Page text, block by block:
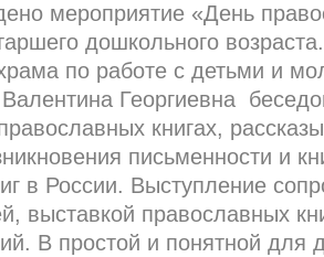
мероприятие «День
дошкольного
по работе с детьми и
Георгиевна
книгах,
письменности и
в России. Выступление
выставкой православных
В простой и понятной для